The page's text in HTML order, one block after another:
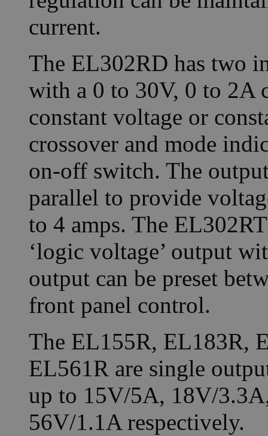
current.
The EL302RD has two
with a 0 to 30V, 0 to 2A
constant voltage or
crossover and mode
on-off switch. The
parallel to provide
to 4 amps. The
‘logic voltage’ output
output can be preset
front panel control.
The EL155R, EL183R,
EL561R are single
up to 15V/5A, 18V/
56V/1.1A respectively.